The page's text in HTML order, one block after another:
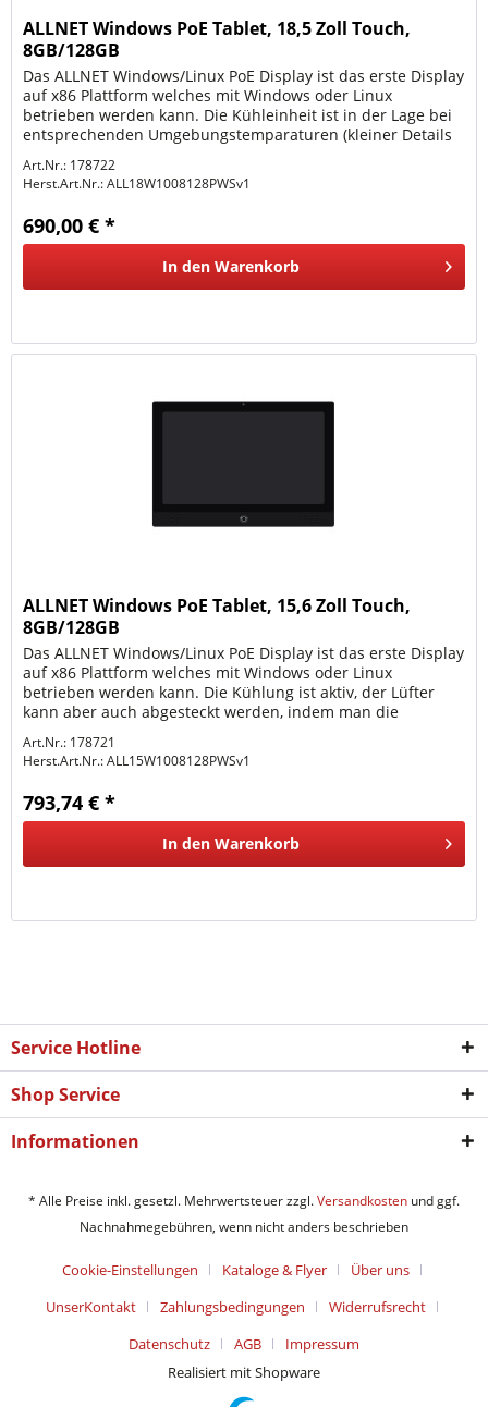
ALLNET Windows PoE Tablet, 18,5 Zoll Touch,
8GB/128GB
Das ALLNET Windows/Linux PoE Display ist das erste Display
auf x86 Plattform welches mit Windows oder Linux
betrieben werden kann. Die Kühleinheit ist in der Lage bei
entsprechenden Umgebungstemparaturen (kleiner Details
Art.Nr.: 178722
Herst.Art.Nr.:ALL18W1008128PWSv1
690,00 € *
In den Warenkorb
ALLNET Windows PoE Tablet, 15,6 Zoll Touch,
8GB/128GB
Das ALLNET Windows/Linux PoE Display ist das erste Display
auf x86 Plattform welches mit Windows oder Linux
betrieben werden kann. Die Kühlung ist aktiv, der Lüfter
kann aber auch abgesteckt werden, indem man die
Art.Nr.: 178721
Herst.Art.Nr.:ALL15W1008128PWSv1
793,74 € *
In den Warenkorb
Service Hotline
Shop Service
Informationen
* Alle Preise inkl. gesetzl. Mehrwertsteuer zzgl.Versandkosten und ggf.
Nachnahmegebühren, wenn nicht anders beschrieben
Cookie-Einstellungen Kataloge & Flyer
Über uns
UnserKontakt
Zahlungsbedingungen
Widerrufsrecht
Datenschutz
AGB
Impressum
Realisiert mit Shopware